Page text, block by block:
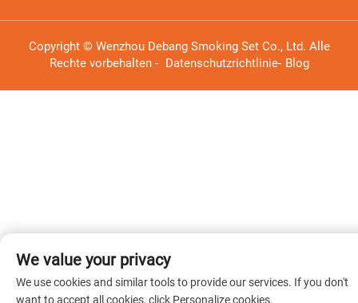
Copyright © Wenzhou Debang Smoking Set Co., Ltd. Alle
Rechte vorbehalten - Datenschutzrichtlinie- Blog
We value your privacy
We use cookies and similar tools to provide our services. If you don't
want to accept all cookies, click Personalize cookies.